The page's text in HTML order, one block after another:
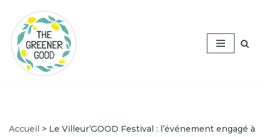
Aller
au
contenu
Accueil > Le Villeur’GOOD Festival : l’événement engagé à